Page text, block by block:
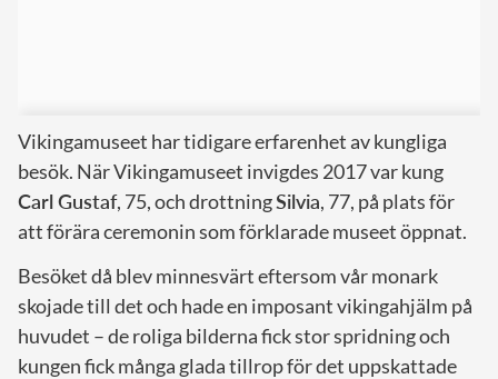
Vikingamuseet har tidigare erfarenhet av kungliga
besök. När Vikingamuseet invigdes 2017 var kung
Carl Gustaf, 75, och drottningSilvia, 77, på plats för
att förära ceremonin som förklarade museet öppnat.
Besöket då blev minnesvärt eftersom vår monark
skojade till det och hade en imposant vikingahjälm på
huvudet – de roliga bilderna fick stor spridning och
kungen fick många glada tillrop för det uppskattade